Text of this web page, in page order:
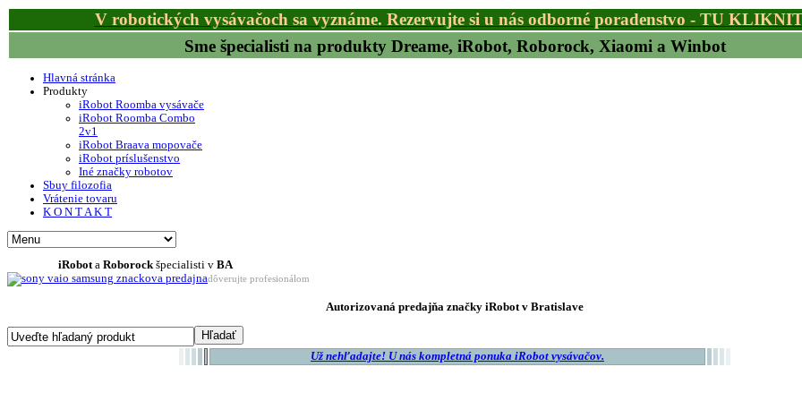
V robotických vysávačoch sa vyznáme. Rezervujte si u nás odborné poradenstvo - TU
Sme špecialisti na produkty Dreame, iRobot, Roborock, Xiaomi a Winbot
Hlavná stránka
Produkty
iRobot Roomba vysávače
iRobot Roomba Combo
2v1
iRobot Braava mopovače
iRobot príslušenstvo
Iné značky robotov
Sbuy filozofia
Vrátenie tovaru
K O N T A K T
iRobota Roborockšpecialisti v BA
dôverujte profesionálom
Autorizovaná predajňa značky iRobot v Bratislave
Už nehľadajte! U nás kompletná ponuka iRobot vysávačov.